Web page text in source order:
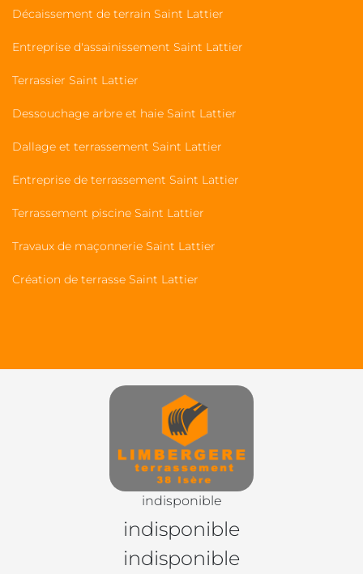
Décaissement de terrain Saint Lattier
Entreprise d'assainissement Saint Lattier
Terrassier Saint Lattier
Dessouchage arbre et haie Saint Lattier
Dallage et terrassement Saint Lattier
Entreprise de terrassement Saint Lattier
Terrassement piscine Saint Lattier
Travaux de maçonnerie Saint Lattier
Création de terrasse Saint Lattier
indisponible
indisponible
indisponible